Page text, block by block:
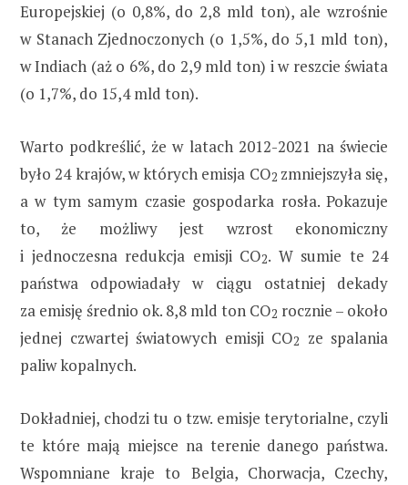
Europejskiej (o 0,8%, do 2,8 mld ton), ale wzrośnie
w Stanach Zjednoczonych (o 1,5%, do 5,1 mld ton),
w Indiach (aż o 6%, do 2,9 mld ton) i w reszcie świata
(o 1,7%, do 15,4 mld ton).
Warto podkreślić, że w latach 2012-2021 na świecie
było 24 krajów, w których emisja CO2 zmniejszyła się,
a w tym samym czasie gospodarka rosła. Pokazuje
to, że możliwy jest wzrost ekonomiczny
i jednoczesna redukcja emisji CO2. W sumie te 24
państwa odpowiadały w ciągu ostatniej dekady
za emisję średnio ok. 8,8 mld ton CO2 rocznie – około
jednej czwartej światowych emisji CO2
ze spalania
paliw kopalnych.
Dokładniej, chodzi tu o tzw. emisje terytorialne, czyli
te które mają miejsce na terenie danego państwa.
Wspomniane kraje to Belgia, Chorwacja, Czechy,